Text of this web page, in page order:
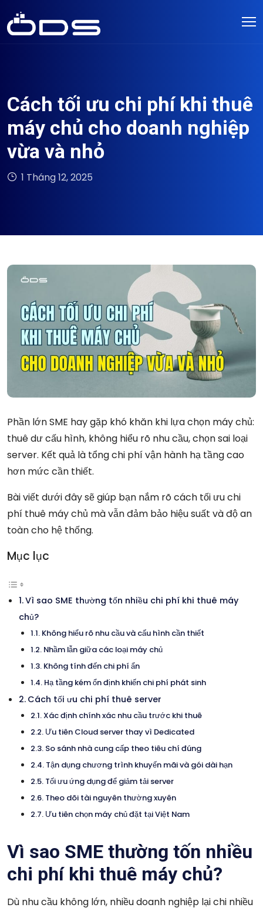
Cách tối ưu chi phí khi thuê
máy chủ cho doanh nghiệp
vừa và nhỏ
1 Tháng 12, 2025
Phần lớn SME hay gặp khó khăn khi lựa chọn máy chủ:
thuê dư cấu hình, không hiểu rõ nhu cầu, chọn sai loại
server. Kết quả là tổng chi phí vận hành hạ tầng cao
hơn mức cần thiết.
Bài viết dưới đây sẽ giúp bạn nắm rõ cách tối ưu chi
phí thuê máy chủ mà vẫn đảm bảo hiệu suất và độ an
toàn cho hệ thống.
Mục lục
Vì sao SME thường tốn nhiều chi phí khi thuê máy
chủ?
Không hiểu rõ nhu cầu và cấu hình cần thiết
Nhầm lẫn giữa các loại máy chủ
Không tính đến chi phí ẩn
Hạ tầng kém ổn định khiến chi phí phát sinh
Cách tối ưu chi phí thuê server
Xác định chính xác nhu cầu trước khi thuê
Ưu tiên Cloud server thay vì Dedicated
So sánh nhà cung cấp theo tiêu chí đúng
Tận dụng chương trình khuyến mãi và gói dài hạn
Tối ưu ứng dụng để giảm tải server
Theo dõi tài nguyên thường xuyên
Ưu tiên chọn máy chủ đặt tại Việt Nam
Vì sao SME thường tốn nhiều
chi phí khi thuê máy chủ?
Dù nhu cầu không lớn, nhiều doanh nghiệp lại chi nhiều